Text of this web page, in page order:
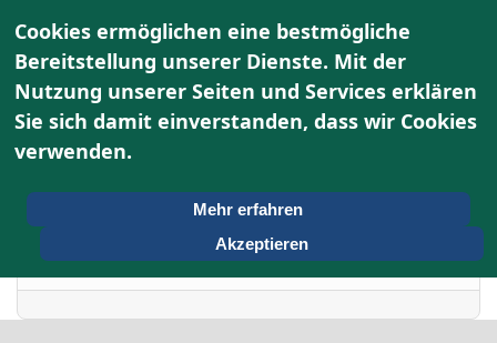
Terminkalender
Mittwoch, 07. Mai 2025
Es wurden keine Events gefunden
Cookies ermöglichen eine bestmögliche
Bereitstellung unserer Dienste. Mit der
Nutzung unserer Seiten und Services erklären
Sie sich damit einverstanden, dass wir Cookies
verwenden.
Mehr erfahren
Akzeptieren